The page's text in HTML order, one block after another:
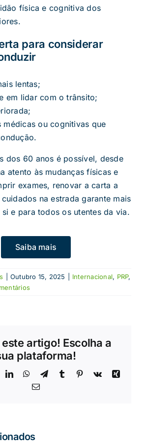
física e cognitiva dos
para considerar
lentas;
em lidar com o trânsito;
médicas ou cognitivas que
dos 60 anos é possível, desde
atento às mudanças físicas e
exames, renovar a carta a
na estrada garante mais
si e para todos os utentes da via.
Saiba mais
Outubro 15, 2025 Internacional, PRP,
artigo! Escolha a
plataforma!
LinkedInWhatsApp
TelegramTumblr Pinterest
Vk
Xing
Email